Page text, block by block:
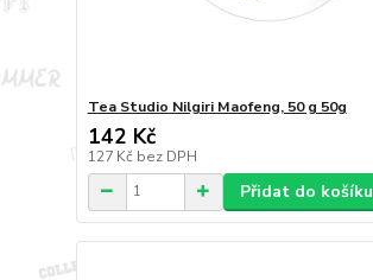
Tea Studio Nilgiri Maofeng, 50 g 50g
142 Kč
127 Kč bez DPH
Přidat do košíku